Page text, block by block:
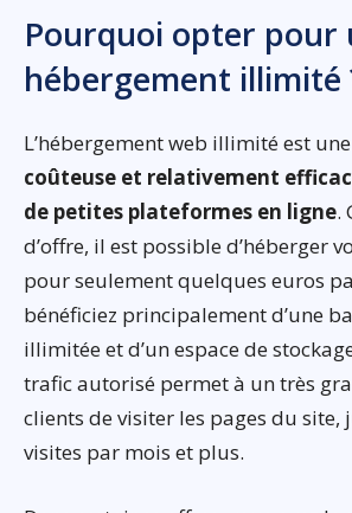
Pourquoi opter pour
hébergement illimité
L’hébergement web illimité est une
coûteuse et relativement
de petites plateformes en ligne.
d’offre, il est possible d’héberger
pour seulement quelques euros
bénéficiez principalement d’une
illimitée et d’un espace de
trafic autorisé permet à un très
clients de visiter les pages du site,
visites par mois et plus.